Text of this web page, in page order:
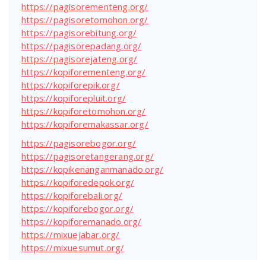
https://pagisorementeng.org/
https://pagisoretomohon.org/
https://pagisorebitung.org/
https://pagisorepadang.org/
https://pagisorejateng.org/
https://kopiforementeng.org/
https://kopiforepik.org/
https://kopiforepluit.org/
https://kopiforetomohon.org/
https://kopiforemakassar.org/
https://pagisorebogor.org/
https://pagisoretangerang.org/
https://kopikenanganmanado.org/
https://kopiforedepok.org/
https://kopiforebali.org/
https://kopiforebogor.org/
https://kopiforemanado.org/
https://mixuejabar.org/
https://mixuesumut.org/